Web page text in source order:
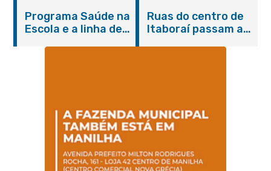
serviços gratuitos e
orientações
Programa Saúde na
Escola e a linha de
Magalhães Seabra
Ruas do centro de
Itaboraí passam a